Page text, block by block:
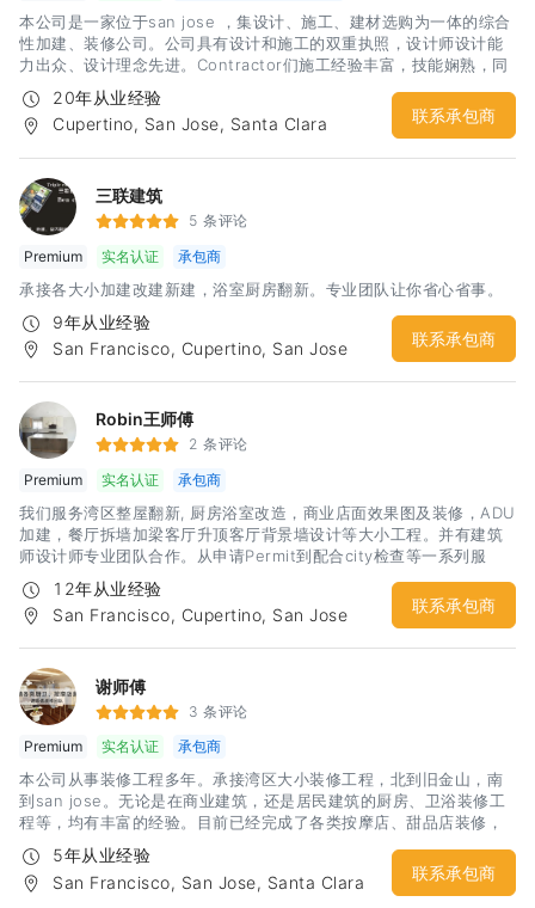
本公司是一家位于san jose ，集设计、施工、建材选购为一体的综合
性加建、装修公司。公司具有设计和施工的双重执照，设计师设计能
力出众、设计理念先进。Contractor们施工经验丰富，技能娴熟，同
时熟悉city code，能够快速用过inspection。本公司本着服务至上的
原则，为湾区的广大用户提供了近20年的房屋装修改造服务。 通过多
年坚持不懈的努力，我们与很多知名的建材家居厂商也建立了合作关
恼，不在为每一个工程阶段寻找合适人选而头痛，不在为施工质量潜
在风险而承担压力。Top Click Builder & Design ，向您提供贴心的
服务。希望有兴趣的广大客户，欢迎来电咨询，我们提供免费报价咨
询服务。
20年从业经验
Cupertino, San Jose, Santa Clara
联系承包商
三联建筑
5 条评论
Premium
实名认证 承包商
承接各大小加建改建新建，浴室厨房翻新。专业团队让你省心省事。
9年从业经验
San Francisco, Cupertino, San Jose
联系承包商
Robin王师傅
2 条评论
Premium
实名认证 承包商
我们服务湾区整屋翻新, 厨房浴室改造，商业店面效果图及装修，ADU
加建，餐厅拆墙加梁客厅升顶客厅背景墙设计等大小工程。并有建筑
师设计师专业团队合作。从申请Permit到配合city检查等一系列服
务。 我们有着丰富的经验和精工求细的施工团队，相信定会给你一个
建设性的沟通和满意的合作
12年从业经验
San Francisco, Cupertino, San Jose
联系承包商
谢师傅
3 条评论
Premium
实名认证 承包商
本公司从事装修工程多年。承接湾区大小装修工程，北到旧金山，南
到san jose。无论是在商业建筑，还是居民建筑的厨房、卫浴装修工
程等，均有丰富的经验。目前已经完成了各类按摩店、甜品店装修，
以及厨房、浴室的改建、装修工程。本人比较擅长沟通，能够非常好
的理解房主的意图，还可以在施工中给房主比好的建议，帮助房主用
最少的钱，达到自己的装修目标。同时本人非常注重装修质量，注重
5年从业经验
San Francisco, San Jose, Santa Clara
联系承包商